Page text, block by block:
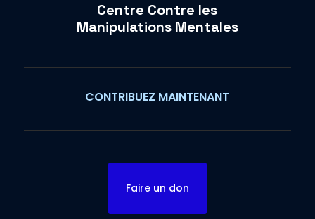
Centre Contre les
Manipulations Mentales
CONTRIBUEZ MAINTENANT
Faire un don